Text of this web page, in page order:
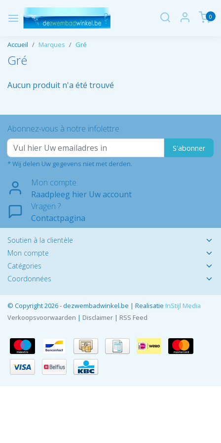
0
Accueil Marques Gré
Gré
Aucun produit n'a été trouvé
Abonnez-vous à notre infolettre
S'abonner
* Wij delen Uw gegevens niet met derden.
Mon compte
Raadpleeg hier Uw account
Vragen ?
Contactpagina
Soutien à la clientèle
Mon compte
Catégories
Coordonnées
© Copyright 2026 - dezwembadwinkel.be | Realisatie InStijl Media
Verkoopsvoorwaarden | Disclaimer | RSS Feed